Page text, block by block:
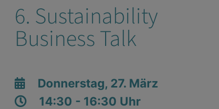
6. Sustainability
Business Talk
Donnerstag, 27. März
14:30 - 16:30 Uhr